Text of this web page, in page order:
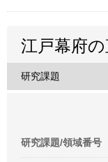
江戸幕府
研究課題
研究課題/領域番号